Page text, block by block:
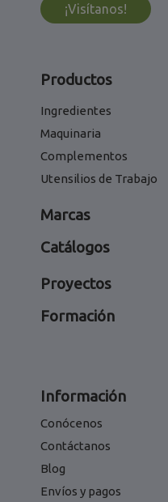
¡Visítanos!
Productos
Ingredientes
Maquinaria
Complementos
Utensilios de Trabajo
Marcas
Catálogos
Proyectos
Formación
Información
Conócenos
Contáctanos
Blog
Envíos y pagos